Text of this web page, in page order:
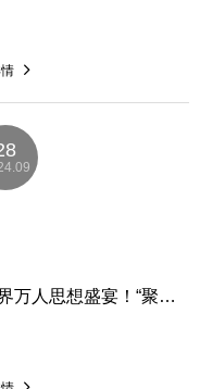
餐饮界万人思想盛宴！“聚力·共好”第四届中国餐饮品牌节圆满落幕。